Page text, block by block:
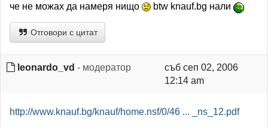
че не можах да намеря нищо
btw knauf.bg нали
Отговори с цитат
leonardo_vd - модератор
съб сеп 02, 2006
12:14 am
http://www.knauf.bg/knauf/home.nsf/0/46 ... _ns_12.pdf